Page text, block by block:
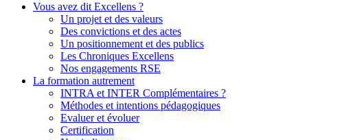
Vous avez dit Excellens ?
Un projet et des valeurs
Des convictions et des actes
Un positionnement et des publics
Les Chroniques Excellens
Nos engagements RSE
La formation autrement
INTRA et INTER Complémentaires ?
Méthodes et intentions pédagogiques
Evaluer et évoluer
Certification